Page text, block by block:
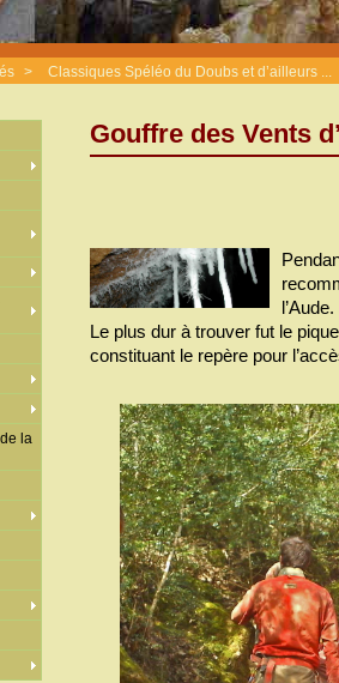
> Classiques Spéléo du Doubs et d’ailleurs ...
Gouffre des Vents
Le plus dur à trouver fut le
constituant le repère pour
la